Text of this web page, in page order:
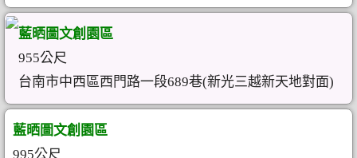
藍晒圖文創園區
955公尺
台南市中西區西門路一段689巷(新光三越新天地對面)
藍晒圖文創園區
995公尺